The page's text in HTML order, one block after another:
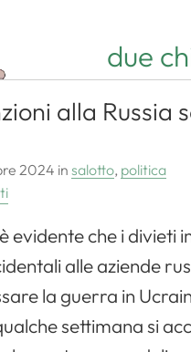
due
alla Russia
2024 in salotto, politica
evidente che i divieti
alle aziende
la guerra in
settimana si